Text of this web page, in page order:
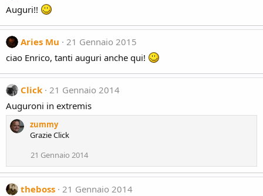
Auguri!!
Aries Mu
21 Gennaio 2015
ciao Enrico, tanti auguri anche qui!
Click 21 Gennaio 2014
Auguroni in extremis
zummy
Grazie Click
21 Gennaio 2014
theboss 21 Gennaio 2014